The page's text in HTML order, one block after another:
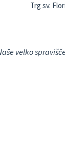
Trg sv.
velko